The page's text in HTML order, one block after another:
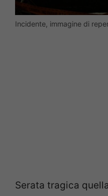
Incidente, immagine di
Serata tragica